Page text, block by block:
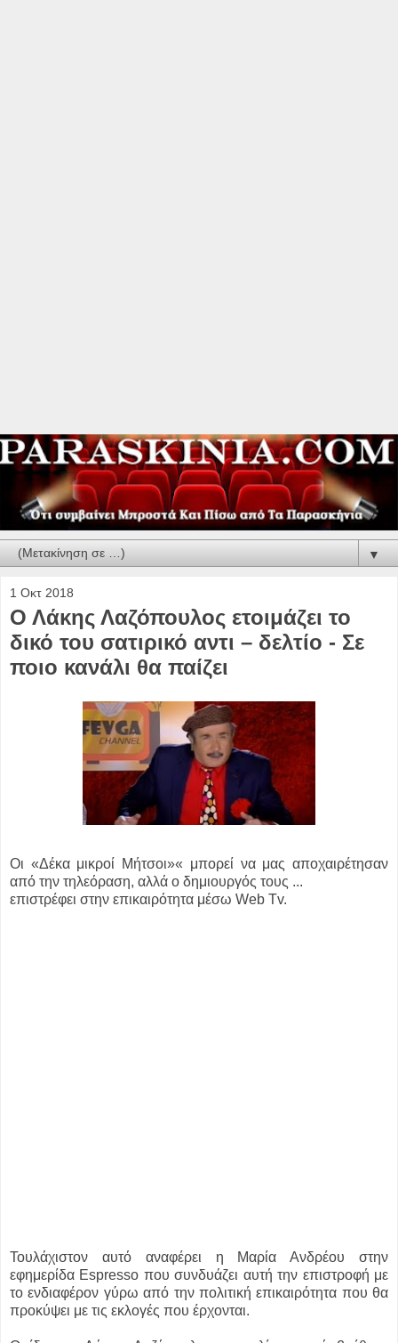
▼
1 Οκτ 2018
Ο Λάκης Λαζόπουλος ετοιμάζει το
δικό του σατιρικό αντι – δελτίο - Σε
ποιο κανάλι θα παίζει
Οι «Δέκα μικροί Μήτσοι»« μπορεί να μας αποχαιρέτησαν
από την τηλεόραση, αλλά ο δημιουργός τους ...
επιστρέφει στην επικαιρότητα μέσω Web Tv.
Τουλάχιστον αυτό αναφέρει η Μαρία Ανδρέου στην
εφημερίδα Espresso που συνδυάζει αυτή την επιστροφή με
το ενδιαφέρον γύρω από την πολιτική επικαιρότητα που θα
προκύψει με τις εκλογές που έρχονται.